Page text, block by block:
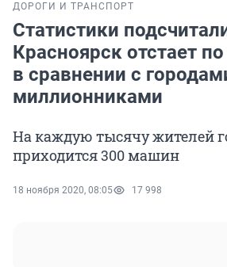
ДОРОГИ И ТРАНСПОРТ
Статистики
Красноярск отстает
в сравнении с
миллионниками
На каждую тысячу жителей
приходится 300 машин
18 ноября 2020, 08:05 17 998